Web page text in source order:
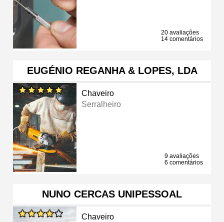
20 avaliações
14 comentários
EUGÉNIO REGANHA & LOPES, LDA
Chaveiro
Serralheiro
9 avaliações
6 comentários
NUNO CERCAS UNIPESSOAL
Chaveiro